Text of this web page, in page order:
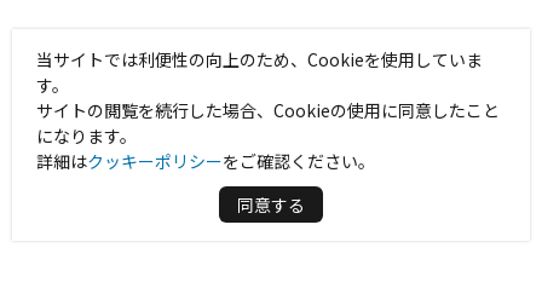
当サイトでは利便性の向上のため、Cookieを使用していま
す。
サイトの閲覧を続行した場合、Cookieの使用に同意したこと
になります。
詳細はクッキーポリシーをご確認ください。
同意する